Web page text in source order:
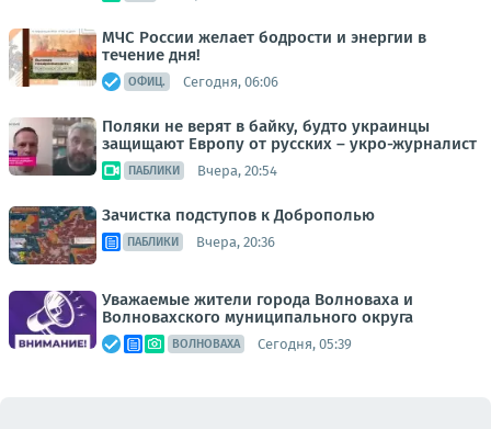
МЧС России желает бодрости и энергии в
течение дня!
ОФИЦ. Сегодня, 06:06
Поляки не верят в байку, будто украинцы
защищают Европу от русских – укро-журналист
ПАБЛИКИ Вчера, 20:54
Зачистка подступов к Доброполью
ПАБЛИКИ Вчера, 20:36
Уважаемые жители города Волноваха и
Волновахского муниципального округа
ВОЛНОВАХА Сегодня, 05:39